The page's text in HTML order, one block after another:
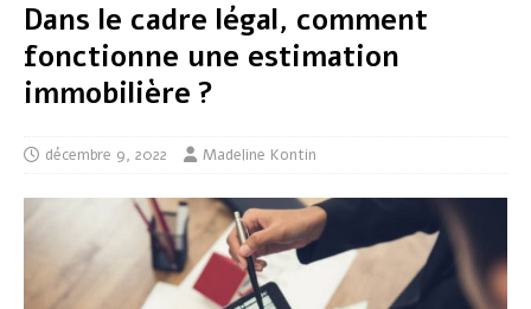
Dans le cadre légal, comment
fonctionne une estimation
immobilière ?
décembre 9, 2022 Madeline Kontin